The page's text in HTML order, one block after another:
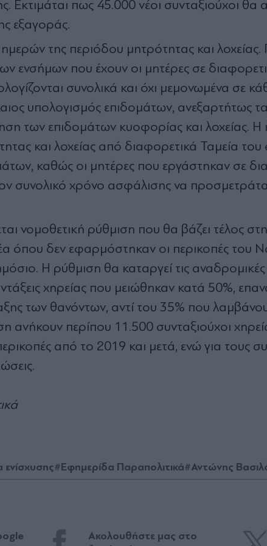
Εκτιμάται πως 45.000 νέοι συνταξιούχοι
εξαγοράς.
της περιόδου μητρότητας και λοχείας.
ενσήμων που έχουν οι μητέρες σε
συνολικά και όχι μεμονωμένα σε
υπολογισμός επιδομάτων, ανεξαρτήτως
των επιδομάτων κυοφορίας και λοχείας. Η
και λοχείας από διαφορετικά Ταμεία
καθώς οι μητέρες που εργάστηκαν σε
συνολικό χρόνο ασφάλισης να
νομοθετική ρύθμιση που θα βάζει τέλος
όπου δεν εφαρμόστηκαν οι περικοπές
Η ρύθμιση θα καταργεί τις αναδρομικές
χηρείας που μειώθηκαν κατά 50%,
των θανόντων, αντί του 35% που
ανήκουν περίπου 11.500 συνταξιούχοι
από το 2019 και μετά, ενώ για τους
ενίσχυσης#Εφημερίδα Παραπολιτικά#Αντώνης
Ακολουθήστε μας στο